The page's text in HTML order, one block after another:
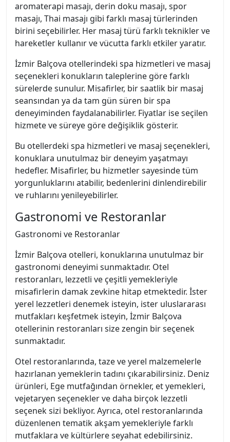
aromaterapi masajı, derin doku masajı, spor
masajı, Thai masajı gibi farklı masaj türlerinden
birini seçebilirler. Her masaj türü farklı teknikler ve
hareketler kullanır ve vücutta farklı etkiler yaratır.
İzmir Balçova otellerindeki spa hizmetleri ve masaj
seçenekleri konukların taleplerine göre farklı
sürelerde sunulur. Misafirler, bir saatlik bir masaj
seansından ya da tam gün süren bir spa
deneyiminden faydalanabilirler. Fiyatlar ise seçilen
hizmete ve süreye göre değişiklik gösterir.
Bu otellerdeki spa hizmetleri ve masaj seçenekleri,
konuklara unutulmaz bir deneyim yaşatmayı
hedefler. Misafirler, bu hizmetler sayesinde tüm
yorgunluklarını atabilir, bedenlerini dinlendirebilir
ve ruhlarını yenileyebilirler.
Gastronomi ve Restoranlar
Gastronomi ve Restoranlar
İzmir Balçova otelleri, konuklarına unutulmaz bir
gastronomi deneyimi sunmaktadır. Otel
restoranları, lezzetli ve çeşitli yemekleriyle
misafirlerin damak zevkine hitap etmektedir. İster
yerel lezzetleri denemek isteyin, ister uluslararası
mutfakları keşfetmek isteyin, İzmir Balçova
otellerinin restoranları size zengin bir seçenek
sunmaktadır.
Otel restoranlarında, taze ve yerel malzemelerle
hazırlanan yemeklerin tadını çıkarabilirsiniz. Deniz
ürünleri, Ege mutfağından örnekler, et yemekleri,
vejetaryen seçenekler ve daha birçok lezzetli
seçenek sizi bekliyor. Ayrıca, otel restoranlarında
düzenlenen tematik akşam yemekleriyle farklı
mutfaklara ve kültürlere seyahat edebilirsiniz.